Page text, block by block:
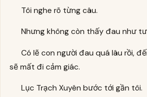
Tôi nghe rõ từng câu.
Nhưng không còn thấy đau như
Có lẽ con người đau quá lâu rồi,
sẽ mất đi cảm giác.
Lục Trạch Xuyên bước tới gần tôi.